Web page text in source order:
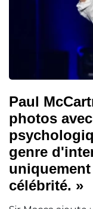
Paul
photos
genre
célébrité. »